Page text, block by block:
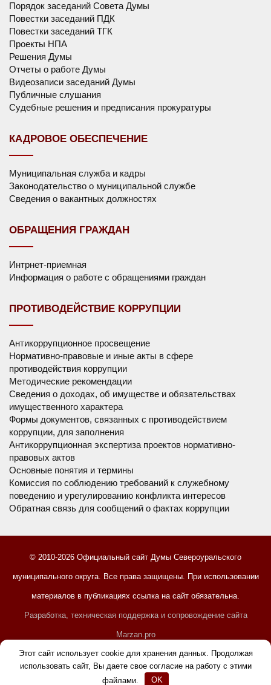
Порядок заседаний Совета Думы
Повестки заседаний ПДК
Повестки заседаний ТГК
Проекты НПА
Решения Думы
Отчеты о работе Думы
Видеозаписи заседаний Думы
Публичные слушания
Судебные решения и предписания прокуратуры
КАДРОВОЕ ОБЕСПЕЧЕНИЕ
Муниципальная служба и кадры
Законодательство о муниципальной службе
Сведения о вакантных должностях
ОБРАЩЕНИЯ ГРАЖДАН
Интрнет-приемная
Информация о работе с обращениями граждан
ПРОТИВОДЕЙСТВИЕ КОРРУПЦИИ
Антикоррупционное просвещение
Нормативно-правовые и иные акты в сфере
противодействия коррупции
Методические рекомендации
Сведения о доходах, об имуществе и обязательствах
имущественного характера
Формы документов, связанных с противодействием
коррупции, для заполнения
Антикоррупционная экспертиза проектов нормативно-
правовых актов
Основные понятия и термины
Комиссия по соблюдению требований к служебному
поведению и урегулированию конфликта интересов
Обратная связь для сообщений о фактах коррупции
© 2010-2026 Официальный сайт Думы Североуральского
муниципального округа. Все права защищены. При использовании
материалов в публикациях ссылка на сайт обязательна.
Разработка, техническая поддержка и сопровождение сайта
Marzan.pro
Правообладателям
Пользовательское соглашение
Содержание
Этот сайт использует cookie для хранения данных. Продолжая
использовать сайт, Вы даете свое согласие на работу с этими
файлами.
OK